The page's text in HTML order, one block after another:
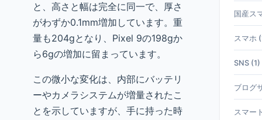
と、高さと幅は完全に同一で、厚さ
がわずか0.1mm増加しています。重
量も204gとなり、Pixel 9の198gか
ら6gの増加に留まっています。
この微小な変化は、内部にバッテリ
ーやカメラシステムが増量されたこ
とを示していますが、手に持った時
国産ス
スマホ
SNS (1)
ブログ
スマー